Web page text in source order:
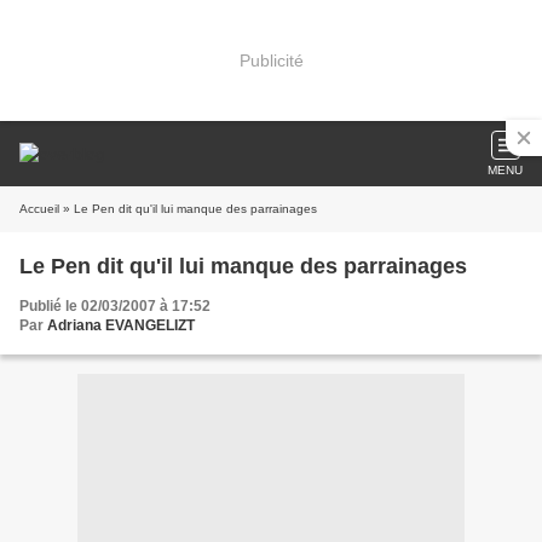
Publicité
MENU
Accueil » Le Pen dit qu'il lui manque des parrainages
Le Pen dit qu'il lui manque des parrainages
Publié le 02/03/2007 à 17:52
Par Adriana EVANGELIZT